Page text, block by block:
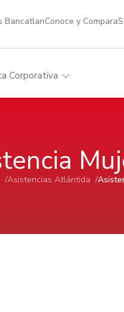
BancatlanConoce y Compara
Corporativa
/Asistencias Atlántida /